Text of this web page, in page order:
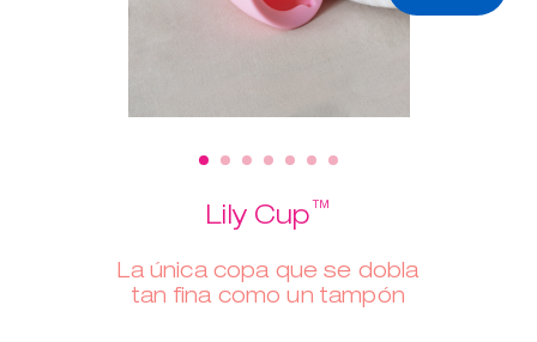
Lily Cup™
La única copa que se dobla
tan fina como un tampón